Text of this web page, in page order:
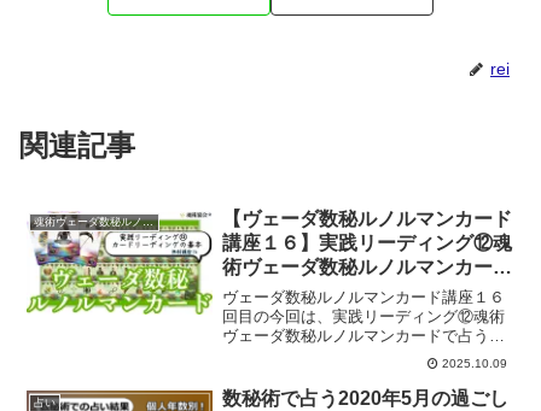
rei
関連記事
魂術ヴェーダ数秘ルノルマンカード
【ヴェーダ数秘ルノルマンカード
講座１６】実践リーディング⑫魂
術ヴェーダ数秘ルノルマンカード
で占うときの心構え
ヴェーダ数秘ルノルマンカード講座１６
回目の今回は、実践リーディング⑫魂術
ヴェーダ数秘ルノルマンカードで占うと
きの心構えについてのお話をしていきま
2025.10.09
占い
数秘術で占う2020年5月の過ごし